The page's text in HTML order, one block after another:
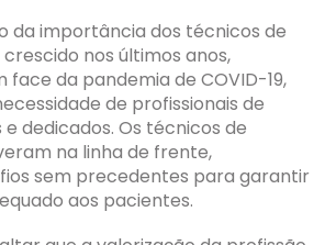
da importância dos técnicos de
nos últimos anos,
da pandemia de COVID-19,
de profissionais de
dedicados. Os técnicos de
na linha de frente,
sem precedentes para garantir
aos pacientes.